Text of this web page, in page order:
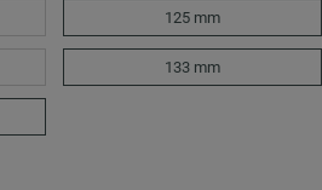
125 mm
133 mm